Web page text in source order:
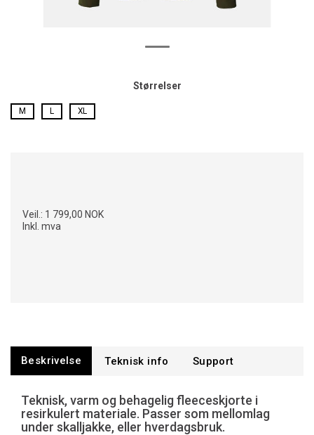
Størrelser
M L XL
Veil.: 1 799,00 NOK
Inkl. mva
Beskrivelse Teknisk info Support
Teknisk, varm og behagelig fleeceskjorte i
resirkulert materiale. Passer som mellomlag
under skalljakke, eller hverdagsbruk.